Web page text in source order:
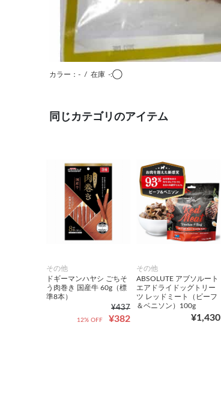
カラー：- / 在庫 -:◯
同じカテゴリのアイテム
その他
ドギーマンハヤシ ごちそ
う肉巻き 国産牛 60g（標
準8本）
¥437
¥382
12% OFF
その他
ABSOLUTE アブソルート
エアドライドッグトリー
ツ レッドミート（ビーフ
＆ベニソン）100g
¥1,430